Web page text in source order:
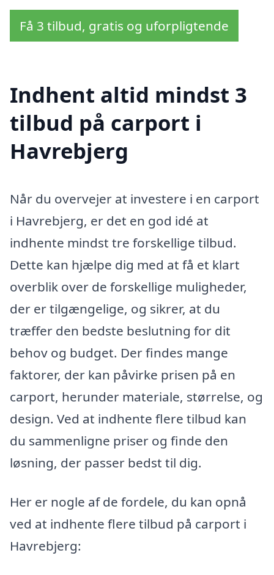
Få 3 tilbud, gratis og uforpligtende
Indhent altid mindst 3
tilbud på carport i
Havrebjerg
Når du overvejer at investere i en carport
i Havrebjerg, er det en god idé at
indhente mindst tre forskellige tilbud.
Dette kan hjælpe dig med at få et klart
overblik over de forskellige muligheder,
der er tilgængelige, og sikrer, at du
træffer den bedste beslutning for dit
behov og budget. Der findes mange
faktorer, der kan påvirke prisen på en
carport, herunder materiale, størrelse, og
design. Ved at indhente flere tilbud kan
du sammenligne priser og finde den
løsning, der passer bedst til dig.
Her er nogle af de fordele, du kan opnå
ved at indhente flere tilbud på carport i
Havrebjerg: